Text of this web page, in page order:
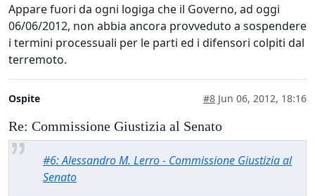
Appare fuori da ogni logiga che il Governo, ad oggi
06/06/2012, non abbia ancora provveduto a sospendere
i termini processuali per le parti ed i difensori colpiti dal
terremoto.
Ospite #8 Jun 06, 2012, 18:16
Re: Commissione Giustizia al Senato
#6: Alessandro M. Lerro - Commissione Giustizia al
Senato